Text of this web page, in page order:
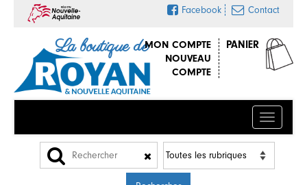
Facebook Contact
La boutique de PANIER
MON COMPTE
NOUVEAU
COMPTE
Menu